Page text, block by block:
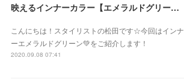
映えるインナーカラー【エメラルドグリーン】
こんにちは！スタイリストの松田です☆今回はインナ
ーエメラルドグリーン💚をご紹介します！
2020.09.08 07:41